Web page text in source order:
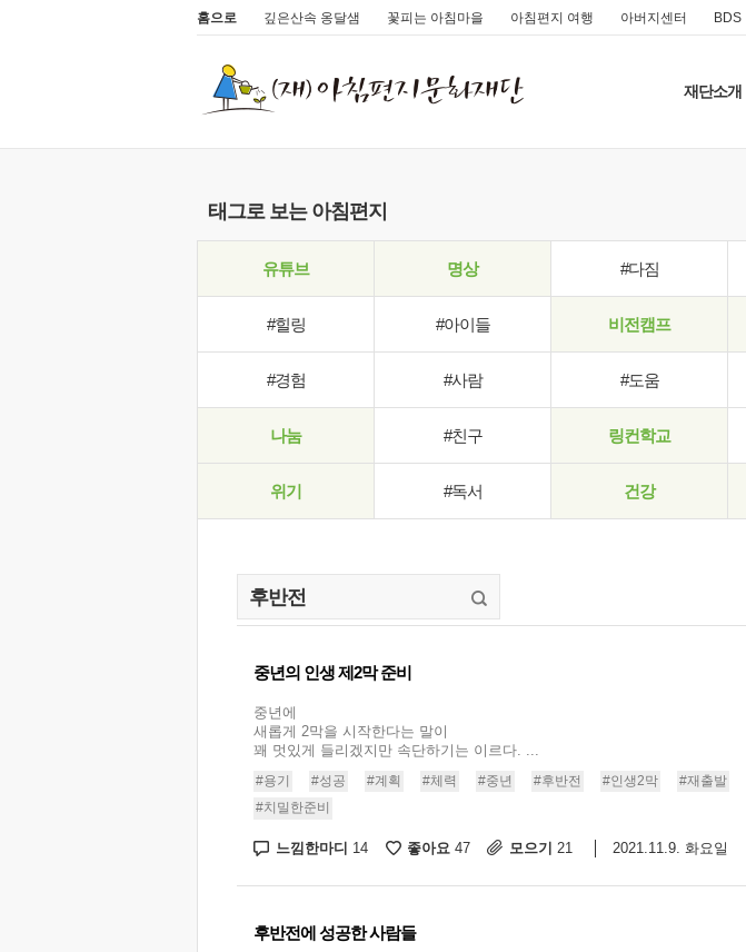
홈으로 깊은산속 옹달샘 꽃피는 아침마을 아침편지 여행 아버지센터 BDS
재단소개
태그로 보는 아침편지
유튜브 명상 #다짐
#힐링 #아이들 비전캠프
#경험 #사람 #도움
나눔 #친구 링컨학교
위기 #독서 건강
중년의 인생 제2막 준비
중년에
새롭게 2막을 시작한다는 말이
꽤 멋있게 들리겠지만 속단하기는 이르다. ...
#용기 #성공 #계획 #체력 #중년 #후반전 #인생2막
#재출발
#치밀한준비
느낌한마디 14 좋아요 47 모으기 21 2021.11.9. 화요일
후반전에 성공한 사람들